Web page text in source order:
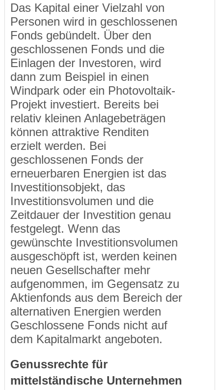
Das Kapital einer Vielzahl von
Personen wird in geschlossenen
Fonds gebündelt. Über den
geschlossenen Fonds und die
Einlagen der Investoren, wird
dann zum Beispiel in einen
Windpark oder ein Photovoltaik-
Projekt investiert. Bereits bei
relativ kleinen Anlagebeträgen
können attraktive Renditen
erzielt werden. Bei
geschlossenen Fonds der
erneuerbaren Energien ist das
Investitionsobjekt, das
Investitionsvolumen und die
Zeitdauer der Investition genau
festgelegt. Wenn das
gewünschte Investitionsvolumen
ausgeschöpft ist, werden keinen
neuen Gesellschafter mehr
aufgenommen, im Gegensatz zu
Aktienfonds aus dem Bereich der
alternativen Energien werden
Geschlossene Fonds nicht auf
dem Kapitalmarkt angeboten.
Genussrechte für
mittelständische Unternehmen